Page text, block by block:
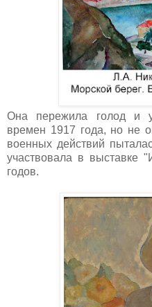
Она пережила голод и
времен 1917 года, но не
военных действий
участвовала в выставке
годов.